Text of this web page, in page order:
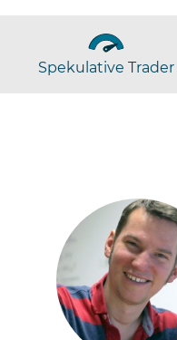
Spekulative Trader